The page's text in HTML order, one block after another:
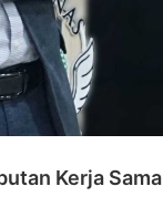
Kerja Sama